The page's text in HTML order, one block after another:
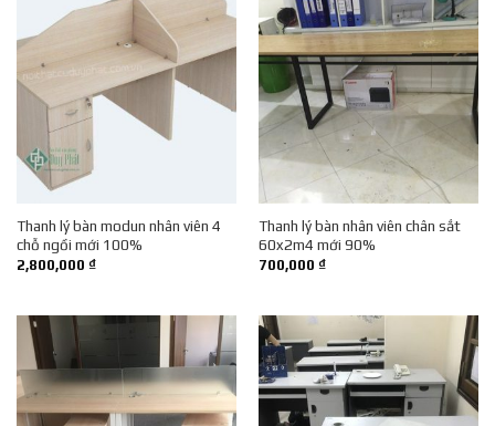
Thanh lý bàn modun nhân viên 4
chỗ ngồi mới 100%
2,800,000 ₫
Thanh lý bàn nhân viên chân sắt
60x2m4 mới 90%
700,000 ₫